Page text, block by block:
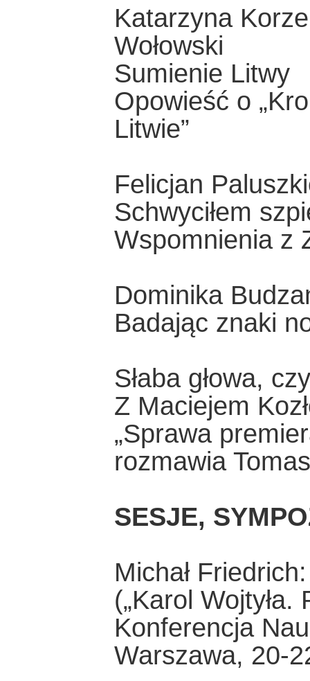
Katarzyna
Wołowski
Sumienie Litwy
Opowieść o
Litwie”
Felicjan
Schwyciłem
Wspomnienia z
Dominika
Badając znaki
Słaba głowa,
Z Maciejem
„Sprawa
rozmawia
SESJE,
Michał
(„Karol
Konferencja
Warszawa, 20-